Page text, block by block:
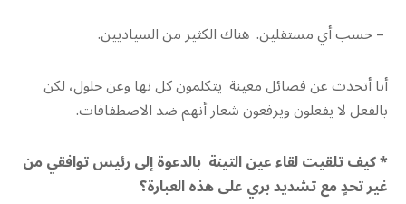
– حسب أي مستقلين. هناك الكثير من السياديين.
أنا أتحدث عن فصائل معينة يتكلمون كل نها وعن حلول، لكن
بالفعل لا يفعلون ويرفعون شعار أنهم ضد الاصطفافات.
* كيف تلقيت لقاء عين التينة بالدعوة إلى رئيس توافقي من
غير تحدٍ مع تشديد بري على هذه العبارة؟